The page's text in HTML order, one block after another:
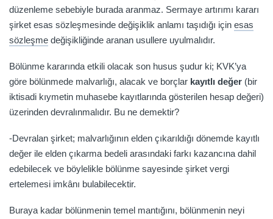
düzenleme sebebiyle burada aranmaz. Sermaye artırımı kararı
şirket esas sözleşmesinde değişiklik anlamı taşıdığı için esas
sözleşme değişikliğinde aranan usullere uyulmalıdır.
Bölünme kararında etkili olacak son husus şudur ki; KVK’ya
göre bölünmede malvarlığı, alacak ve borçlar kayıtlı değer (bir
iktisadi kıymetin muhasebe kayıtlarında gösterilen hesap değeri)
üzerinden devralınmalıdır. Bu ne demektir?
-Devralan şirket; malvarlığının elden çıkarıldığı dönemde kayıtlı
değer ile elden çıkarma bedeli arasındaki farkı kazancına dahil
edebilecek ve böylelikle bölünme sayesinde şirket vergi
ertelemesi imkânı bulabilecektir.
Buraya kadar bölünmenin temel mantığını, bölünmenin neyi